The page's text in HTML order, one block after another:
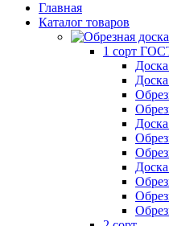
Главная
Каталог товаров
1 сорт